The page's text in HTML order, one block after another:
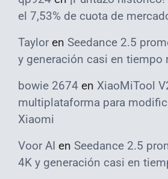
el 7,53% de cuota de
Taylor en Seedance 2.5
y generación casi en tiempo
bowie 2674 en XiaoMiTool
multiplataforma para
Xiaomi
Voor AI en Seedance 2.5
4K y generación casi en